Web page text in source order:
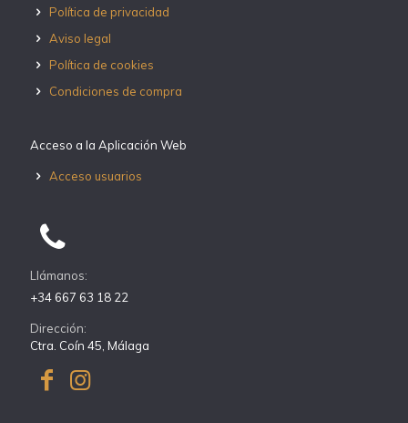
Política de privacidad
Aviso legal
Política de cookies
Condiciones de compra
Acceso a la Aplicación Web
Acceso usuarios
Llámanos:
+34 667 63 18 22
Dirección:
Ctra. Coín 45, Málaga